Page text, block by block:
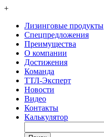
+
Лизинговые продукты
Спецпредложения
Преимущества
О компании
Достижения
Команда
ТТЛ-Эксперт
Новости
Видео
Контакты
Калькулятор